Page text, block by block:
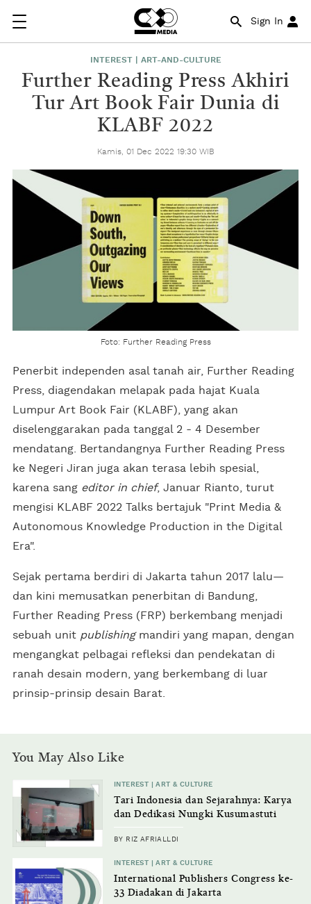
Sign In
INTEREST | ART-AND-CULTURE
Further Reading Press Akhiri
Tur Art Book Fair Dunia di
KLABF 2022
Kamis, 01 Dec 2022 19:30 WIB
Foto: Further Reading Press
Penerbit independen asal tanah air, Further Reading
Press, diagendakan melapak pada hajat Kuala
Lumpur Art Book Fair (KLABF), yang akan
diselenggarakan pada tanggal 2 - 4 Desember
mendatang. Bertandangnya Further Reading Press
ke Negeri Jiran juga akan terasa lebih spesial,
karena sang editor in chief, Januar Rianto, turut
mengisi KLABF 2022 Talks bertajuk "Print Media &
Autonomous Knowledge Production in the Digital
Era".
Sejak pertama berdiri di Jakarta tahun 2017 lalu—
dan kini memusatkan penerbitan di Bandung,
Further Reading Press (FRP) berkembang menjadi
sebuah unit publishingmandiri yang mapan, dengan
mengangkat pelbagai refleksi dan pendekatan di
ranah desain modern, yang berkembang di luar
prinsip-prinsip desain Barat.
You May Also Like
INTEREST | ART & CULTURE
Tari Indonesia dan Sejarahnya: Karya
dan Dedikasi Nungki Kusumastuti
BY RIZ AFRIALLDI
INTEREST | ART & CULTURE
International Publishers Congress ke-
33 Diadakan di Jakarta